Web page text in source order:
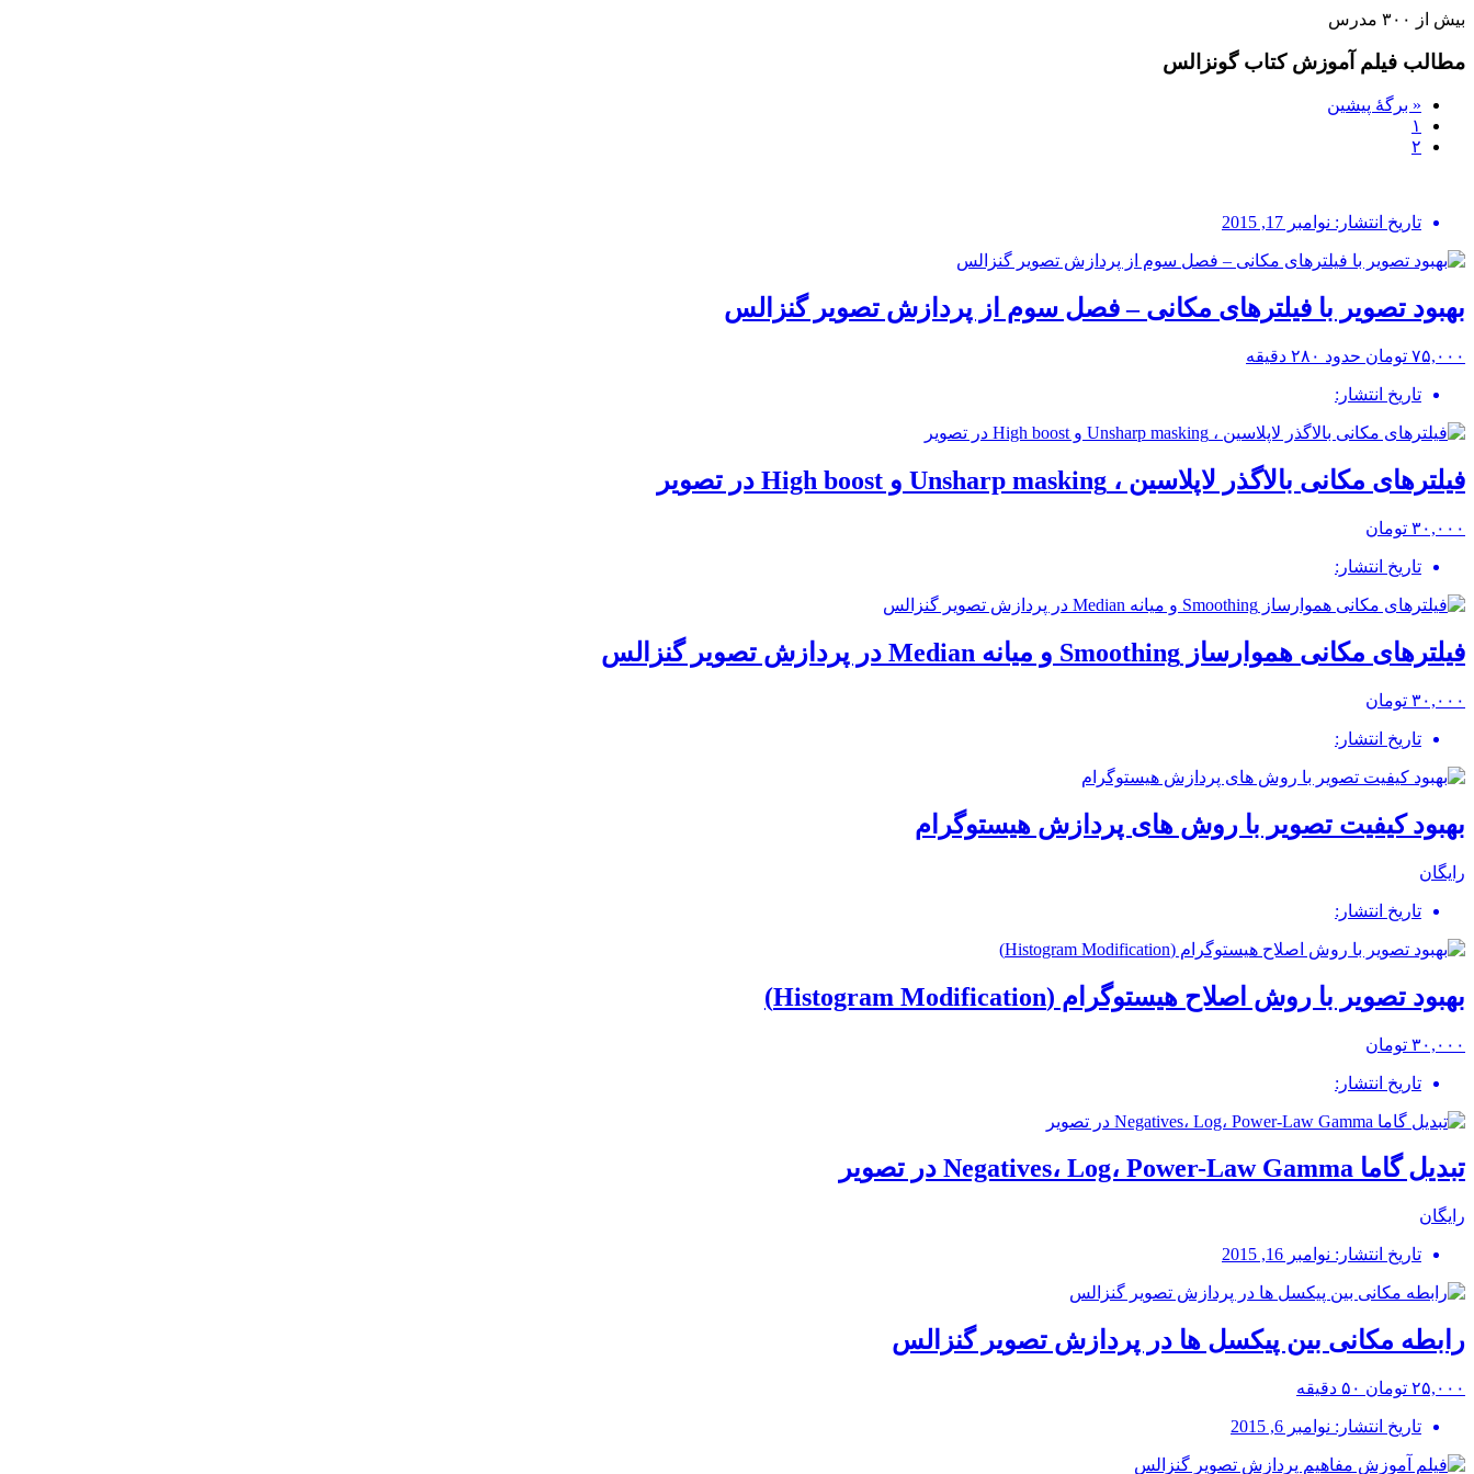
بیش از ۳۰۰ مدرس
مطالب فیلم آموزش کتاب گونزالس
« برگه‌ٔ پیشین
۱
۲
تاریخ انتشار: نوامبر 17, 2015
بهبود تصویر با فیلترهای مکانی – فصل سوم از پردازش تصویر گنزالس
۷۵,۰۰۰ تومان حدود ۲۸۰ دقیقه
تاریخ انتشار:
فیلترهای مکانی بالاگذر لاپلاسین ، Unsharp masking و High boost در تصویر
۳۰,۰۰۰ تومان
تاریخ انتشار:
فیلترهای مکانی هموارساز Smoothing و میانه Median در پردازش تصویر گنزالس
۳۰,۰۰۰ تومان
تاریخ انتشار:
بهبود کیفیت تصویر با روش های پردازش هیستوگرام
رایگان
تاریخ انتشار:
بهبود تصویر با روش اصلاح هیستوگرام (Histogram Modification)
۳۰,۰۰۰ تومان
تاریخ انتشار:
تبدیل گاما Negatives، Log، Power-Law Gamma در تصویر
رایگان
تاریخ انتشار: نوامبر 16, 2015
رابطه مکانی بین پیکسل ها در پردازش تصویر گنزالس
۲۵,۰۰۰ تومان ۵۰ دقیقه
تاریخ انتشار: نوامبر 6, 2015